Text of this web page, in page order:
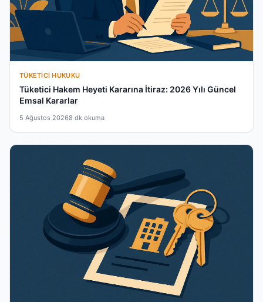
TÜKETICI HUKUKU
Tüketici Hakem Heyeti Kararına İtiraz: 2026 Yılı Güncel
Emsal Kararlar
5 Ağustos 20268 dk okuma